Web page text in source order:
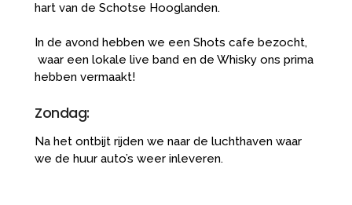
hart van de Schotse Hooglanden.
In de avond hebben we een Shots cafe bezocht,
waar een lokale live band en de Whisky ons prima
hebben vermaakt!
Zondag:
Na het ontbijt rijden we naar de luchthaven waar
we de huur auto’s weer inleveren.